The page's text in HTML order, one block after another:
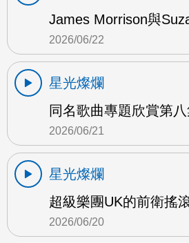
James Morrison與
2026/06/22
星光燦爛
同名歌曲專題欣賞第
2026/06/21
星光燦爛
超級樂團UK的前衛搖
2026/06/20